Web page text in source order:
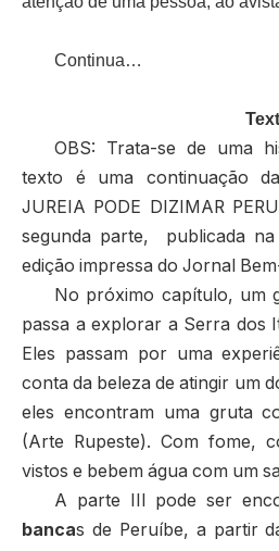
Continua…
OBS: Trata-se de uma
texto é uma continuação
JUREIA PODE DIZIMAR
segunda parte, publicada
edição impressa do Jornal
No próximo capítulo, um
passa a explorar a Serra dos
Eles passam por uma
conta da beleza de atingir um
eles encontram uma gruta
(Arte Rupeste). Com fome,
vistos e bebem água com um
A parte III pode ser
bancas de Peruíbe, a partir